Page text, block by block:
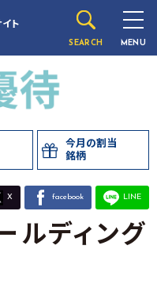
ト
SEARCH MENU
今月の割当
銘柄
X facebook LINE
ルディング